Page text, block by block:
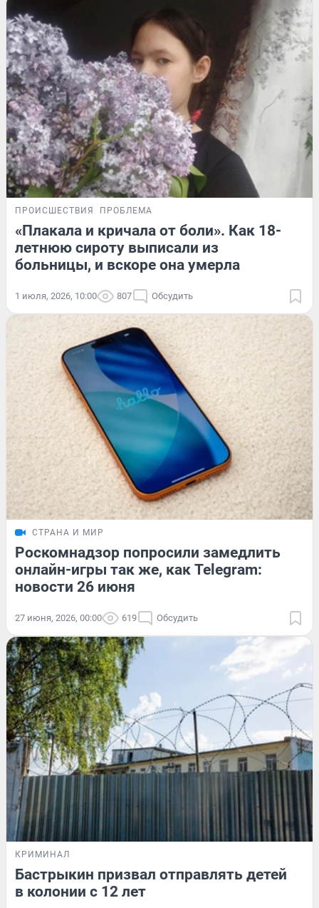
ПРОИСШЕСТВИЯ ПРОБЛЕМА
«Плакала и кричала от боли». Как 18-
летнюю сироту выписали из
больницы, и вскоре она умерла
1 июля, 2026, 10:00 807 Обсудить
СТРАНА И МИР
Роскомнадзор попросили замедлить
онлайн-игры так же, как Telegram:
новости 26 июня
27 июня, 2026, 00:00 619 Обсудить
КРИМИНАЛ
Бастрыкин призвал отправлять детей
в колонии с 12 лет